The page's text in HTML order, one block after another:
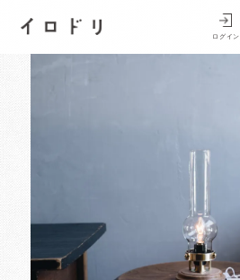
イロドリ
ログイン